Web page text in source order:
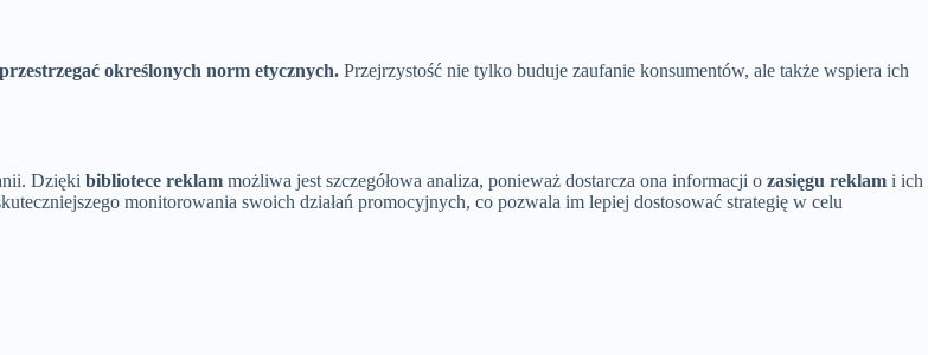
określonych norm etycznych. Przejrzystość nie tylko buduje zaufanie konsumentów, ale także wspiera ich
Dzięki bibliotece reklam możliwa jest szczegółowa analiza, ponieważ dostarcza ona informacji o zasięgu reklam i ich
monitorowania swoich działań promocyjnych, co pozwala im lepiej dostosować strategię w celu